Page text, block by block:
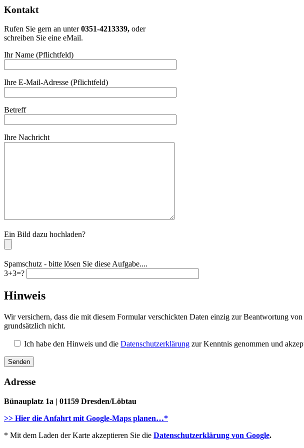
Kontakt
Rufen Sie gern an unter0351-4213339, oder
schreiben Sie eine eMail.
Ihr Name (Pflichtfeld)
Ihre E-Mail-Adresse (Pflichtfeld)
Betreff
Ihre Nachricht
Bitte lassen Sie dieses Feld leer.
Ein Bild dazu hochladen?
Spamschutz - bitte lösen Sie diese Aufgabe....
3+3=?
Hinweis
Wir versichern, dass die mit diesem Formular verschickten Daten einzig zur Beantwortung
grundsätzlich nicht.
Ich habe den Hinweis und die Datenschutzerklärung zur Kenntnis genommen und
Adresse
Bünauplatz 1a | 01159 Dresden/Löbtau
>> Hier die Anfahrt mit Google-Maps planen…*
* Mit dem Laden der Karte akzeptieren Sie die Datenschutzerklärung von Google.